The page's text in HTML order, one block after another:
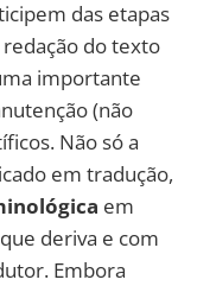
das etapas
do texto
importante
(não
Não só a
em tradução,
em
deriva e com
Embora